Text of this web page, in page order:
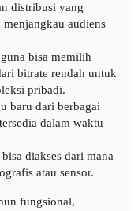
distribusi yang
audiens
bisa memilih
bitrate rendah untuk
pribadi.
baru dari berbagai
dalam waktu
diakses dari mana
atau sensor.
fungsional,